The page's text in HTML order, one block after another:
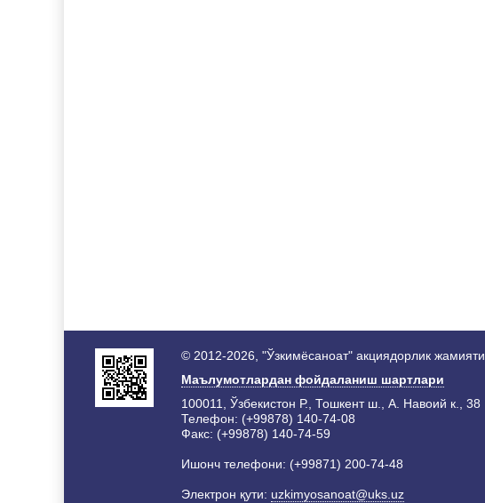
© 2012-2026, "Ўзкимёсаноат" акциядорлик жамияти
Маълумотлардан фойдаланиш шартлари
100011, Ўзбекистон Р., Тошкент ш., А. Навоий к., 38
Телефон: (+99878) 140-74-08
Факс: (+99878) 140-74-59
Ишонч телефони: (+99871) 200-74-48
Электрон қути: uzkimyosanoat@uks.uz